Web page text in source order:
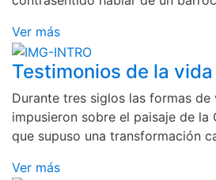
Ver más
Testimonios de la
Durante tres siglos las formas de
impusieron sobre el paisaje de la
que supuso una transformación
Ver más